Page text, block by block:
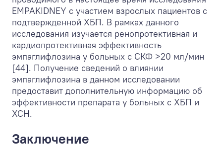
EMPAKIDNEY с участием взрослых пациентов с
подтвержденной ХБП. В рамках данного
исследования изучается ренопротективная и
кардиопротективная эффективность
эмпаглифлозина у больных с СКФ >20 мл/мин
[44]. Получение сведений о влиянии
эмпаглифлозина в данном исследовании
предоставит дополнительную информацию об
эффективности препарата у больных с ХБП и
ХСН.
Заключение